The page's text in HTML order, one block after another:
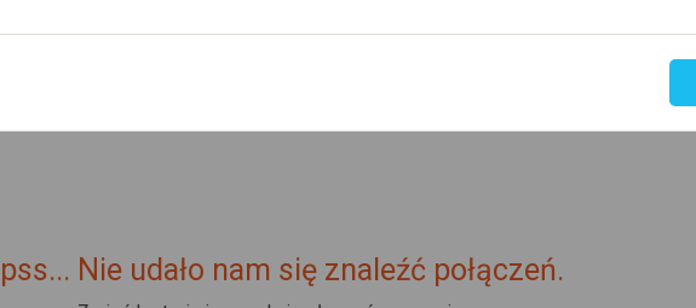
Nie udało nam się znaleźć połączeń.